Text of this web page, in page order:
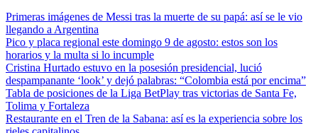
Primeras imágenes de Messi tras la muerte de su papá: así se le vio
llegando a Argentina
Pico y placa regional este domingo 9 de agosto: estos son los
horarios y la multa si lo incumple
Cristina Hurtado estuvo en la posesión presidencial, lució
despampanante ‘look’ y dejó palabras: “Colombia está por encima”
Tabla de posiciones de la Liga BetPlay tras victorias de Santa Fe,
Tolima y Fortaleza
Restaurante en el Tren de la Sabana: así es la experiencia sobre los